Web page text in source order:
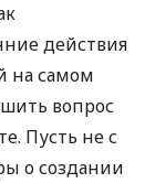
действия
на самом
вопрос
Пусть не с
о создании